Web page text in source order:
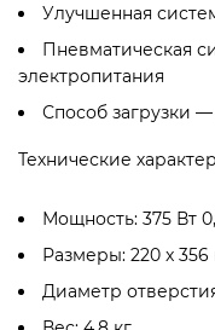
Улучшенная
Пневматическая
электропитания
Способ загрузки
Технические
Мощность: 375 Вт
Размеры: 220 x
Диаметр